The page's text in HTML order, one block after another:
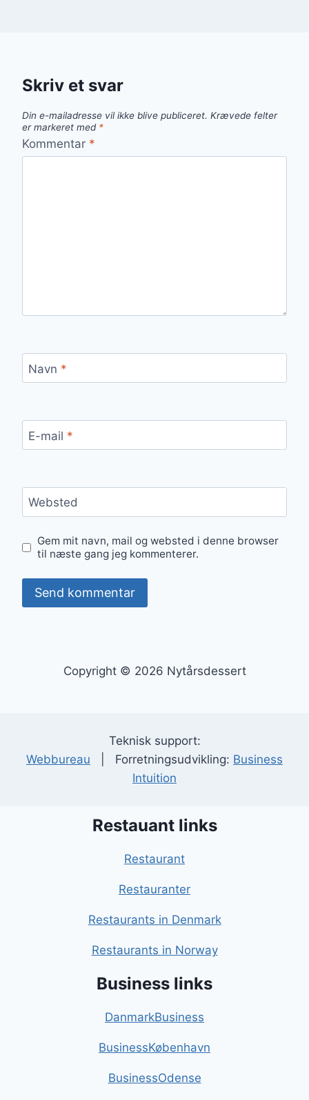
Skriv et svar
Din e-mailadresse vil ikke blive publiceret. Krævede felter
er markeret med *
Kommentar *
Navn *
E-mail *
Websted
Gem mit navn, mail og websted i denne browser
til næste gang jeg kommenterer.
Copyright © 2026 Nytårsdessert
Teknisk support:
Webbureau | Forretningsudvikling: Business
Intuition
Restauant links
Restaurant
Restauranter
Restaurants in Denmark
Restaurants in Norway
Business links
DanmarkBusiness
BusinessKøbenhavn
BusinessOdense